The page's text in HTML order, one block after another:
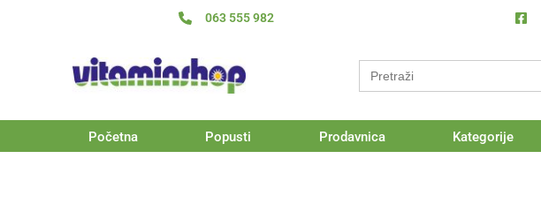
063 555 982
Search
for:
Početna Popusti Prodavnica Kategorije